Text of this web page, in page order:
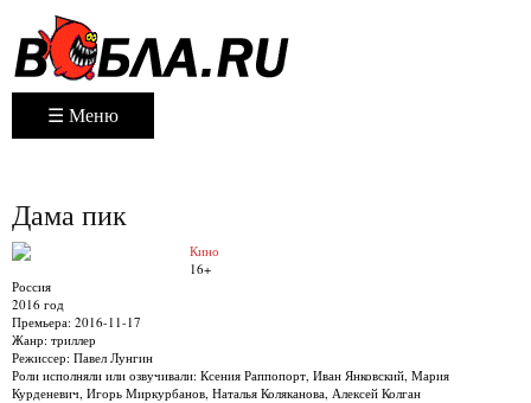
☰ Меню
Дама пик
Кино
16+
Россия
2016 год
Премьера: 2016-11-17
Жанр: триллер
Режиссер: Павел Лунгин
Роли исполняли или озвучивали: Ксения Раппопорт, Иван Янковский, Мария
Курденевич, Игорь Миркурбанов, Наталья Коляканова, Алексей Колган